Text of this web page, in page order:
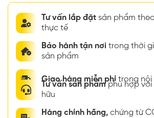
Tư vấn lắp đặt sản phẩm
thực tế
Bảo hành tận nơi trong thời
sản phẩm
Giao hàng miễn phí trong nội
Tư vấn sản phẩmphù hợp với
hữu
Hàng chính hãng, chứng từ